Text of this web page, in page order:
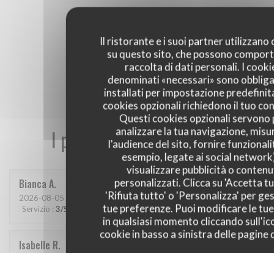
Il ristorante e i suoi partner utilizzano
su questo sito, che possono
raccolta di dati personali. I
denominati «necessari» sono
installati per impostazione
cookies opzionali richiedono il tuo
Questi cookies opzionali servono
analizzare la tua navigazione,
l'audience del sito, fornire
esempio, legate ai social
visualizzare pubblicità o
personalizzati. Clicca su 'Accetta
'Rifiuta tutto' o 'Personalizza' per
tue preferenze. Puoi modificare le
in qualsiasi momento cliccando
cookie in basso a sinistra delle pagine
I pareri dei nostri clienti
Bianca A
2026-08-05 - 20:00 - Ospiti 2
Servizio : 3/5 Atmosfera:4/5 Cucina: 4/5 Qualità / Prezzo: 4/5
Isabelle R